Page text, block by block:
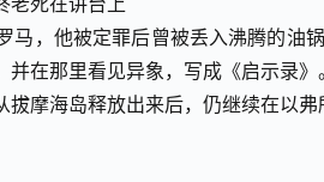
马，他被定罪后曾被丢入沸腾的油
在那里看见异象，写成《启示录》。
摩海岛释放出来后，仍继续在以弗